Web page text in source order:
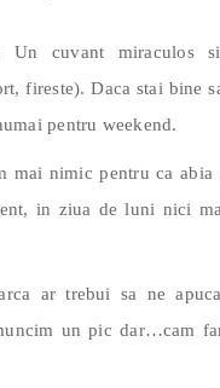
Un cuvant miraculos
fireste). Daca stai bine
pentru weekend.
mai nimic pentru ca abia
in ziua de luni nici
ar trebui sa ne
un pic dar…cam